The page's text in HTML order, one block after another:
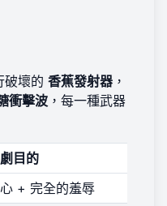
破壞的 香蕉發射器 ，
衝擊波 ，每一種武器
目的
+ 完全的羞辱